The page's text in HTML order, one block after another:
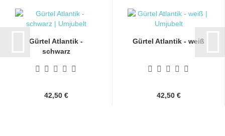
Gürtel Atlantik -
schwarz
42,50 €
Gürtel Atlantik - weiß
42,50 €